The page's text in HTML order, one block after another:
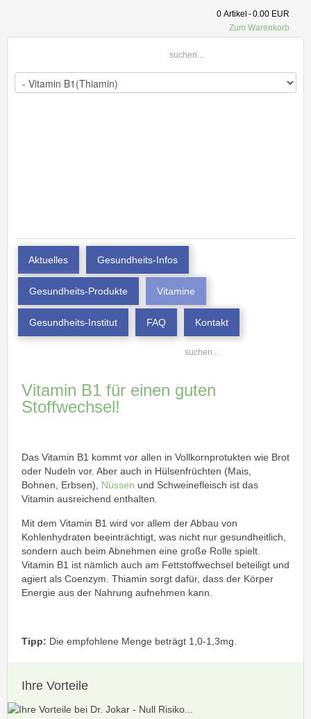
0 Artikel -0.00 EUR
Zum Warenkorb
Aktuelles Gesundheits-Infos
Gesundheits-Produkte Vitamine
Gesundheits-Institut FAQ Kontakt
Vitamin B1 für einen guten
Stoffwechsel!
Das Vitamin B1 kommt vor allen in Vollkornprotukten wie Brot
oder Nudeln vor. Aber auch in Hülsenfrüchten (Mais,
Bohnen, Erbsen), Nüssen und Schweinefleisch ist das
Vitamin ausreichend enthalten.
Mit dem Vitamin B1 wird vor allem der Abbau von
Kohlenhydraten beeinträchtigt, was nicht nur gesundheitlich,
sondern auch beim Abnehmen eine große Rolle spielt.
Vitamin B1 ist nämlich auch am Fettstoffwechsel beteiligt und
agiert als Coenzym. Thiamin sorgt dafür, dass der Körper
Energie aus der Nahrung aufnehmen kann.
Tipp: Die empfohlene Menge beträgt 1,0-1,3mg.
Ihre Vorteile